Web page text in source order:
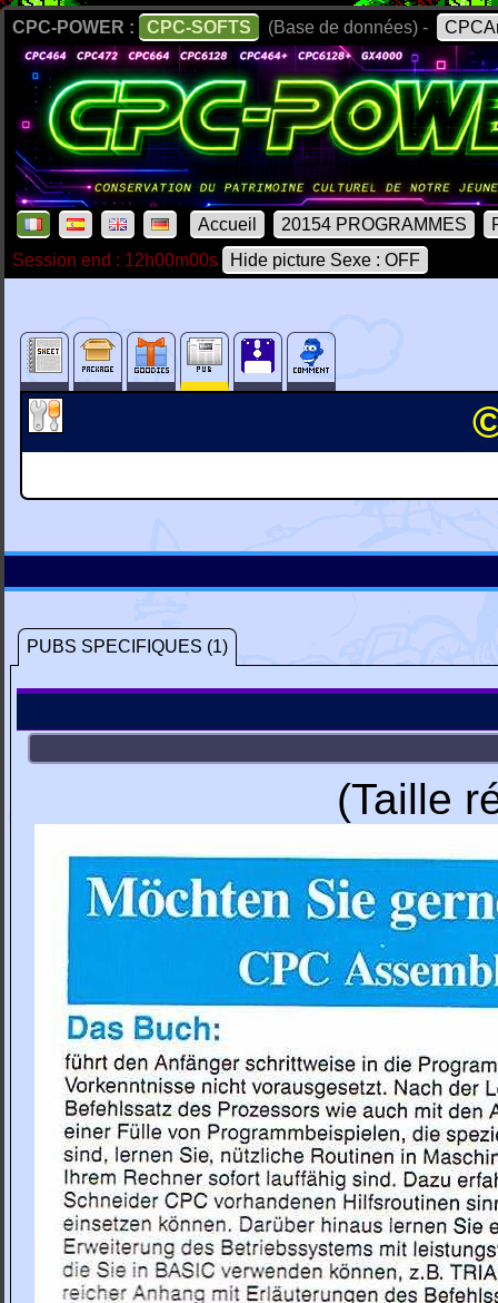
CPC-POWER : CPC-SOFTS (Base de données) -
Accueil 20154 PROGRAMMES
Session end : 12h00m00s
Hide picture Sexe : OFF
PUBS SPECIFIQUES (1)
(Taille